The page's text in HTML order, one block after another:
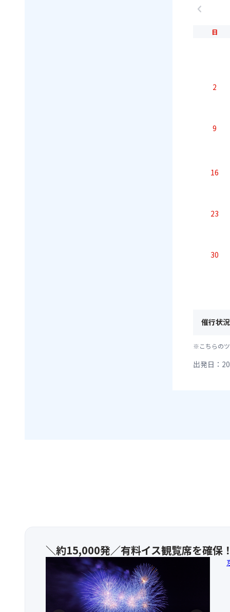
chevron_left
日
2
9
16
23
30
催行状
※こちらの
出発日：
＼約15,000発／有料イス観覧席を確